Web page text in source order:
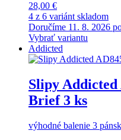
28,00 €
4 z 6 variánt skladom
Doručíme 11. 8. 2026
Vybrať variantu
Addicted
Slipy Addicted
Brief 3 ks
výhodné balenie 3